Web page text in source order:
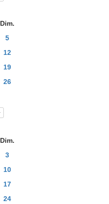
Dim.
5
12
19
26
Dim.
3
10
17
24